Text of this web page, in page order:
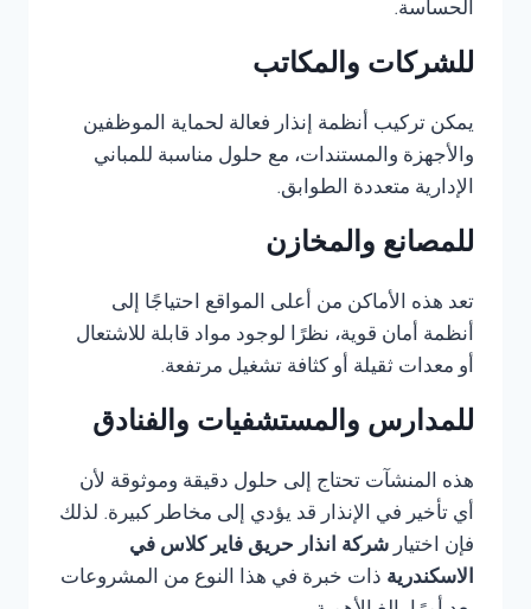
الحساسة.
للشركات والمكاتب
يمكن تركيب أنظمة إنذار فعالة لحماية الموظفين
والأجهزة والمستندات، مع حلول مناسبة للمباني
الإدارية متعددة الطوابق.
للمصانع والمخازن
تعد هذه الأماكن من أعلى المواقع احتياجًا إلى
أنظمة أمان قوية، نظرًا لوجود مواد قابلة للاشتعال
أو معدات ثقيلة أو كثافة تشغيل مرتفعة.
للمدارس والمستشفيات والفنادق
هذه المنشآت تحتاج إلى حلول دقيقة وموثوقة لأن
أي تأخير في الإنذار قد يؤدي إلى مخاطر كبيرة. لذلك
فإن اختيار شركة انذار حريق فاير كلاس في
الاسكندرية ذات خبرة في هذا النوع من المشروعات